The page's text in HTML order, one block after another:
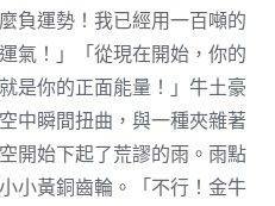
負運勢！我已經用一百噸的
氣！」「從現在開始，你的
是你的正面能量！」牛土豪
中瞬間扭曲，與一種夾雜著
開始下起了荒謬的雨。雨點
小黃銅齒輪。「不行！金牛